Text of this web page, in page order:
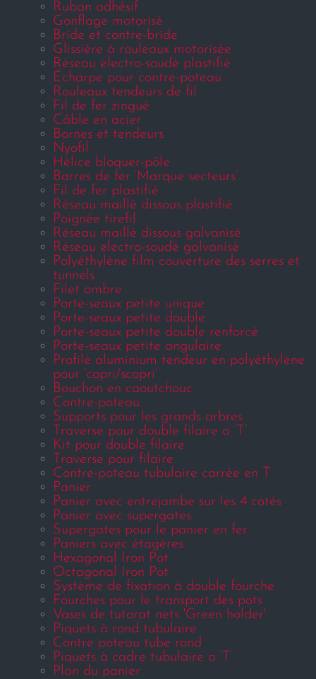
Ruban adhésif
Gonflage motorisé
Bride et contre-bride
Glissière à rouleaux motorisée
Réseau electro-soudé plastifié
Écharpe pour contre-poteau
Rouleaux tendeurs de fil
Fil de fer zingué
Câble en acier
Bornes et tendeurs
Nyofil
Hélice bloquer-pôle
Barres de fer ‘Marque secteurs’
Fil de fer plastifié
Réseau maillé dissous plastifié
Poignée tirefil
Réseau maillé dissous galvanisé
Réseau electro-soudé galvanisé
Polyéthylène film couverture des serres et
tunnels
Filet ombre
Porte-seaux petite unique
Porte-seaux petite double
Porte-seaux petite double renforcé
Porte-seaux petite angulaire
Profilé aluminium tendeur en polyéthylène
pour ‘copri/scopri’
Bouchon en caoutchouc
Contre-poteau
Supports pour les grands arbres
Traverse pour double filaire a ‘T’
Kit pour double filaire
Traverse pour filaire
Contre-poteau tubulaire carrée en T
Panier
Panier avec entrejambe sur les 4 cotés
Panier avec supergates
Supergates pour le panier en fer
Paniers avec étagères
Hexagonal Iron Pot
Octagonal Iron Pot
Système de fixation à double fourche
Fourches pour le transport des pots
Vases de tutorat nets 'Green holder'
Piquets à rond tubulaire
Contre poteau tube rond
Piquets à cadre tubulaire a ‘T’
Plan du panier